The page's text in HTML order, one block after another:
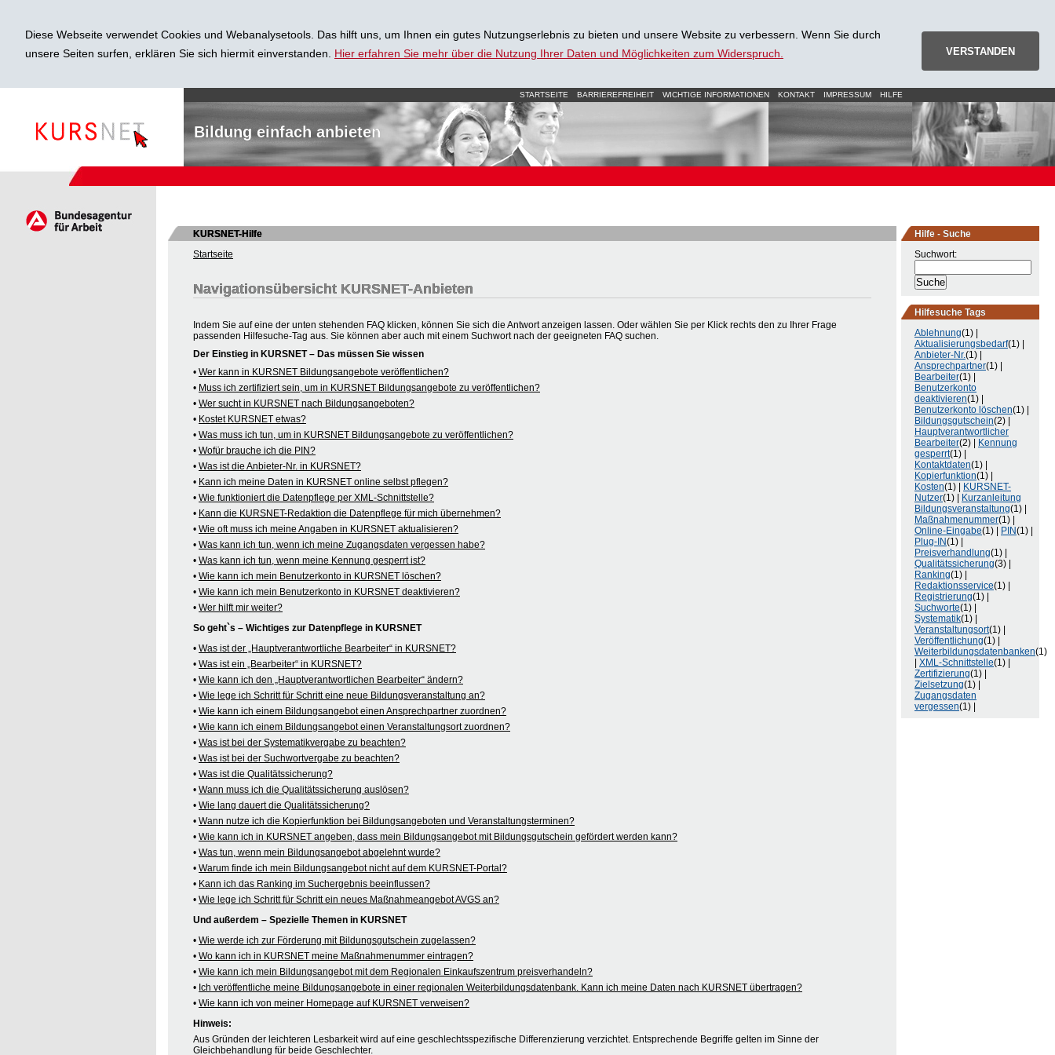
Diese Webseite verwendet Cookies und Webanalysetools. Das hilft uns, um Ihnen ein gutes Nutzungserlebnis zu bieten und unsere Website zu verbessern. Wenn Sie durch
unsere Seiten surfen, erklären Sie sich hiermit einverstanden. Hier erfahren Sie mehr über die Nutzung Ihrer Daten und Möglichkeiten zum Widerspruch. VERSTANDEN
STARTSEITE BARRIEREFREIHEIT WICHTIGE INFORMATIONEN KONTAKT IMPRESSUM HILFE
Bildung einfach anbieten
Hilfe - Suche
Suchwort:
Hilfesuche Tags
Ablehnung(1) |
Aktualisierungsbedarf(1) |
Anbieter-Nr.(1) |
Ansprechpartner(1) |
Bearbeiter(1) |
Benutzerkonto
deaktivieren(1) |
Benutzerkonto löschen(1) |
Bildungsgutschein(2) |
Hauptverantwortlicher
Bearbeiter(2) |
Kennung
gesperrt(1) |
Kontaktdaten(1) |
Kopierfunktion(1) |
Kosten(1) |
KURSNET-
Nutzer(1) |
Kurzanleitung
Bildungsveranstaltung(1) |
Maßnahmenummer(1) |
Online-Eingabe(1) | PIN(1) |
Plug-IN(1) |
Preisverhandlung(1) |
Qualitätssicherung(3) |
Ranking(1) |
Redaktionsservice(1) |
Registrierung(1) |
Suchworte(1) |
Systematik(1) |
Veranstaltungsort(1) |
Veröffentlichung(1) |
Weiterbildungsdatenbanken(1)
XML-Schnittstelle(1) |
Zertifizierung(1) |
Zielsetzung(1) |
Zugangsdaten
vergessen(1) |
KURSNET-Hilfe
Startseite
Navigationsübersicht KURSNET-Anbieten
Indem Sie auf eine der unten stehenden FAQ klicken, können Sie sich die Antwort anzeigen lassen. Oder wählen Sie per Klick rechts den zu Ihrer Frage
passenden Hilfesuche-Tag aus. Sie können aber auch mit einem Suchwort nach der geeigneten FAQ suchen.
Der Einstieg in KURSNET – Das müssen Sie wissen
• Wer kann in KURSNET Bildungsangebote veröffentlichen?
• Muss ich zertifiziert sein, um in KURSNET Bildungsangebote zu veröffentlichen?
• Wer sucht in KURSNET nach Bildungsangeboten?
• Kostet KURSNET etwas?
• Was muss ich tun, um in KURSNET Bildungsangebote zu veröffentlichen?
• Wofür brauche ich die PIN?
• Was ist die Anbieter-Nr. in KURSNET?
• Kann ich meine Daten in KURSNET online selbst pflegen?
• Wie funktioniert die Datenpflege per XML-Schnittstelle?
• Kann die KURSNET-Redaktion die Datenpflege für mich übernehmen?
• Wie oft muss ich meine Angaben in KURSNET aktualisieren?
• Was kann ich tun, wenn ich meine Zugangsdaten vergessen habe?
• Was kann ich tun, wenn meine Kennung gesperrt ist?
• Wie kann ich mein Benutzerkonto in KURSNET löschen?
• Wie kann ich mein Benutzerkonto in KURSNET deaktivieren?
• Wer hilft mir weiter?
So geht`s – Wichtiges zur Datenpflege in KURSNET
• Was ist der „Hauptverantwortliche Bearbeiter“ in KURSNET?
• Was ist ein „Bearbeiter“ in KURSNET?
• Wie kann ich den „Hauptverantwortlichen Bearbeiter“ ändern?
• Wie lege ich Schritt für Schritt eine neue Bildungsveranstaltung an?
• Wie kann ich einem Bildungsangebot einen Ansprechpartner zuordnen?
• Wie kann ich einem Bildungsangebot einen Veranstaltungsort zuordnen?
• Was ist bei der Systematikvergabe zu beachten?
• Was ist bei der Suchwortvergabe zu beachten?
• Was ist die Qualitätssicherung?
• Wann muss ich die Qualitätssicherung auslösen?
• Wie lang dauert die Qualitätssicherung?
• Wann nutze ich die Kopierfunktion bei Bildungsangeboten und Veranstaltungsterminen?
• Wie kann ich in KURSNET angeben, dass mein Bildungsangebot mit Bildungsgutschein gefördert werden kann?
• Was tun, wenn mein Bildungsangebot abgelehnt wurde?
• Warum finde ich mein Bildungsangebot nicht auf dem KURSNET-Portal?
• Kann ich das Ranking im Suchergebnis beeinflussen?
• Wie lege ich Schritt für Schritt ein neues Maßnahmeangebot AVGS an?
Und außerdem – Spezielle Themen in KURSNET
• Wie werde ich zur Förderung mit Bildungsgutschein zugelassen?
• Wo kann ich in KURSNET meine Maßnahmenummer eintragen?
• Wie kann ich mein Bildungsangebot mit dem Regionalen Einkaufszentrum preisverhandeln?
• Ich veröffentliche meine Bildungsangebote in einer regionalen Weiterbildungsdatenbank. Kann ich meine Daten nach KURSNET übertragen?
• Wie kann ich von meiner Homepage auf KURSNET verweisen?
Hinweis:
Aus Gründen der leichteren Lesbarkeit wird auf eine geschlechtsspezifische Differenzierung verzichtet. Entsprechende Begriffe gelten im Sinne der
Gleichbehandlung für beide Geschlechter.